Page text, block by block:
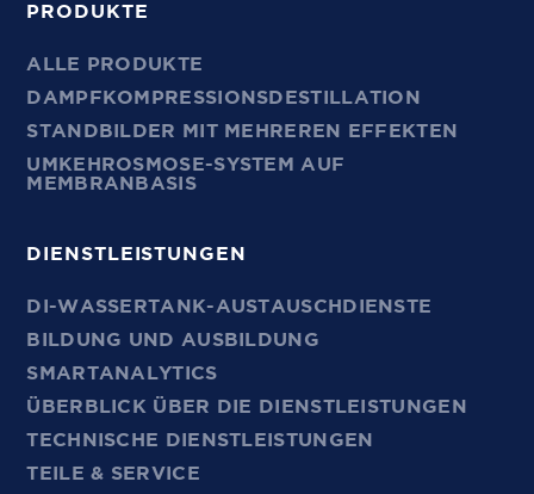
PRODUKTE
ALLE PRODUKTE
DAMPFKOMPRESSIONSDESTILLATION
STANDBILDER MIT MEHREREN EFFEKTEN
UMKEHROSMOSE-SYSTEM AUF
MEMBRANBASIS
DIENSTLEISTUNGEN
DI-WASSERTANK-AUSTAUSCHDIENSTE
BILDUNG UND AUSBILDUNG
SMARTANALYTICS
ÜBERBLICK ÜBER DIE DIENSTLEISTUNGEN
TECHNISCHE DIENSTLEISTUNGEN
TEILE & SERVICE